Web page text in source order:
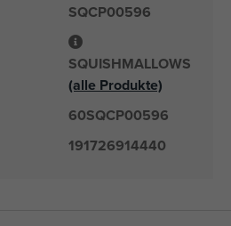
SQCP00596
SQUISHMALLOWS
(alle Produkte)
60SQCP00596
191726914440